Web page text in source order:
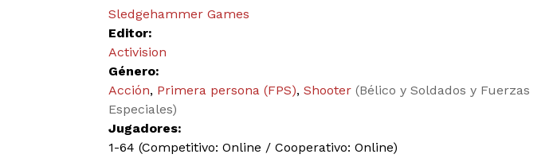
Sledgehammer Games
Editor:
Activision
Género:
Acción, Primera persona (FPS), Shooter (Bélico y Soldados y Fuerzas
Especiales)
Jugadores:
1-64 (Competitivo: Online / Cooperativo: Online)